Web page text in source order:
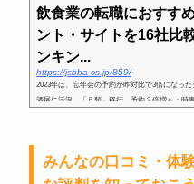
飲食業の転職におすす
ント・サイトを16社比
ンキン...
https://jsbba-cs.jp/859/
2023年は、忘年会の予約が昨対比で3倍になっ
酒屋に活況 「５類」移行、予約３倍増も：時
みんなの口コミ・体